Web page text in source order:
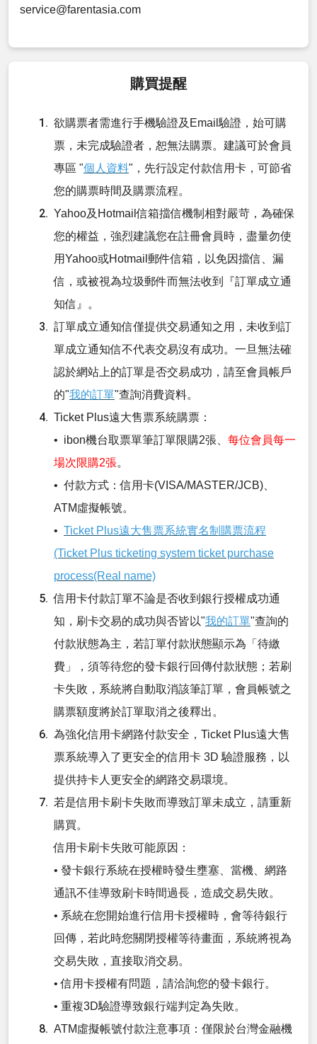
service@farentasia.com
購買提醒
欲購票者需進行手機驗證及Email驗證，始可購
票，未完成驗證者，恕無法購票。建議可於會員
專區 "個人資料"，先行設定付款信用卡，可節省
您的購票時間及購票流程。
Yahoo及Hotmail信箱擋信機制相對嚴苛，為確保
您的權益，強烈建議您在註冊會員時，盡量勿使
用Yahoo或Hotmail郵件信箱，以免因擋信、漏
信，或被視為垃圾郵件而無法收到『訂單成立通
知信』。
訂單成立通知信僅提供交易通知之用，未收到訂
單成立通知信不代表交易沒有成功。一旦無法確
認於網站上的訂單是否交易成功，請至會員帳戶
的"我的訂單"查詢消費資料。
Ticket Plus遠大售票系統購票：
• ibon機台取票單筆訂單限購2張、 每位會員每一
場次限購2張。
• 付款方式：信用卡(VISA/MASTER/JCB)、
ATM虛擬帳號。
• Ticket Plus遠大售票系統實名制購票流程
(Ticket Plus ticketing system ticket purchase
process(Real name)
信用卡付款訂單不論是否收到銀行授權成功通
知，刷卡交易的成功與否皆以"我的訂單"查詢的
付款狀態為主，若訂單付款狀態顯示為「待繳
費」，須等待您的發卡銀行回傳付款狀態；若刷
卡失敗，系統將自動取消該筆訂單，會員帳號之
購票額度將於訂單取消之後釋出。
為強化信用卡網路付款安全，Ticket Plus遠大售
票系統導入了更安全的信用卡 3D 驗證服務，以
提供持卡人更安全的網路交易環境。
若是信用卡刷卡失敗而導致訂單未成立，請重新
購買。
信用卡刷卡失敗可能原因：
• 發卡銀行系統在授權時發生壅塞、當機、網路
通訊不佳導致刷卡時間過長，造成交易失敗。
• 系統在您開始進行信用卡授權時，會等待銀行
回傳，若此時您關閉授權等待畫面，系統將視為
交易失敗，直接取消交易。
• 信用卡授權有問題，請洽詢您的發卡銀行。
• 重複3D驗證導致銀行端判定為失敗。
ATM虛擬帳號付款注意事項：僅限於台灣金融機